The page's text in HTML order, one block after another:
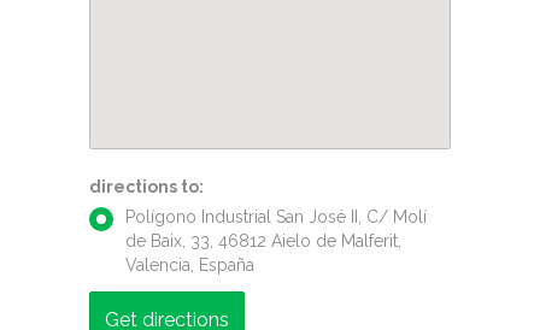
directions to:
Polígono Industrial San José II, C/ Molí
de Baix, 33, 46812 Aielo de Malferit,
Valencia, España